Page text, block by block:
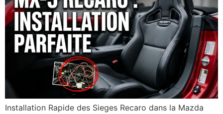
Installation Rapide des Sieges Recaro dans la Mazda